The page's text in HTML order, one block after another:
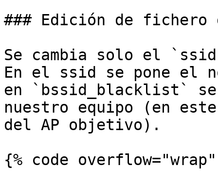
### Edición de fichero
Se cambia solo el
En el ssid se pone el
en `bssid_blacklist` se
nuestro equipo (en
del AP objetivo).
{% code